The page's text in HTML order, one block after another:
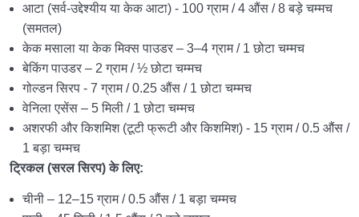
बादाम केक
चिकन ब्रेड
डोनट्स
कार्य
मौलिक स्तर 4
फज ब्राउनी
आटा (सर्व-उद्देश्यीय या केक आटा) - 100 ग्राम / 4 औंस / 8 बड़े चम्मच
(समतल)
केक मसाला या केक मिक्स पाउडर – 3–4 ग्राम / 1 छोटा चम्मच
बेकिंग पाउडर – 2 ग्राम / ½ छोटा चम्मच
गोल्डन सिरप - 7 ग्राम / 0.25 औंस / 1 छोटा चम्मच
वेनिला एसेंस – 5 मिली / 1 छोटा चम्मच
अशरफी और किशमिश (टूटी फ्रूटी और किशमिश) - 15 ग्राम / 0.5 औंस /
1 बड़ा चम्मच
ट्रिकल (सरल सिरप) के लिए:
चीनी – 12–15 ग्राम / 0.5 औंस / 1 बड़ा चम्मच